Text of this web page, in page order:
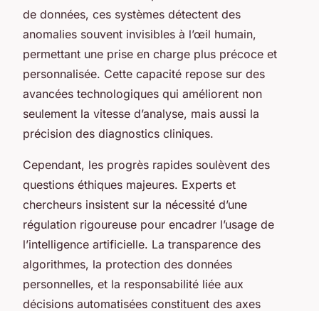
de données, ces systèmes détectent des
anomalies souvent invisibles à l’œil humain,
permettant une prise en charge plus précoce et
personnalisée. Cette capacité repose sur des
avancées technologiques qui améliorent non
seulement la vitesse d’analyse, mais aussi la
précision des diagnostics cliniques.
Cependant, les progrès rapides soulèvent des
questions éthiques majeures. Experts et
chercheurs insistent sur la nécessité d’une
régulation rigoureuse pour encadrer l’usage de
l’intelligence artificielle. La transparence des
algorithmes, la protection des données
personnelles, et la responsabilité liée aux
décisions automatisées constituent des axes